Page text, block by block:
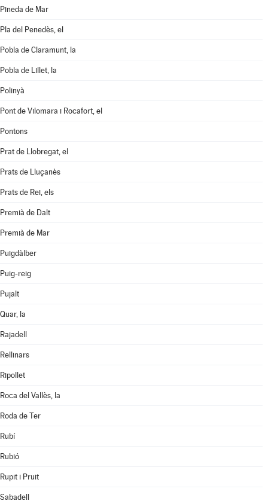
Pineda de Mar
Pla del Penedès, el
Pobla de Claramunt, la
Pobla de Lillet, la
Polinyà
Pont de Vilomara i Rocafort, el
Pontons
Prat de Llobregat, el
Prats de Lluçanès
Prats de Rei, els
Premià de Dalt
Premià de Mar
Puigdàlber
Puig-reig
Pujalt
Quar, la
Rajadell
Rellinars
Ripollet
Roca del Vallès, la
Roda de Ter
Rubí
Rubió
Rupit i Pruit
Sabadell